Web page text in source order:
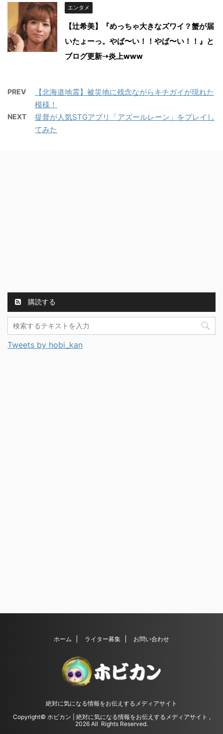
エンタメ
【辻希美】『めっちゃ大きなズワイ？蟹が届
いたょーっ。やば〜い！！やば〜い！！』と
ブログ更新➝炎上www
PREV
【北海道地震】被災地に残念ながらキチガイが現れた
模様！
NEXT
提督が人気STGアプリ「アズールレーン」をプレイし
てみた
購読する
Tweets by hobi_kan
ホーム ライター募集 お問い合わせ
絶対に気になる情報をお伝えするメディアサイト
Copyright© ホビカン | 絶対に気になる情報をお伝えするメディアサイト ,
2026 All Rights Reserved.